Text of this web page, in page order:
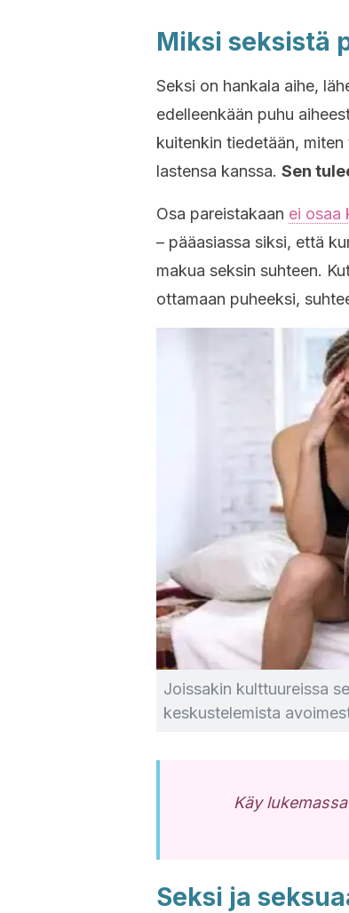
Miksi seksistä
Seksi on hankala aihe,
edelleenkään puhu
kuitenkin tiedetään,
lastensa kanssa. Sen
Osa pareistakaan ei osaa
– pääasiassa siksi, että
makua seksin suhteen.
ottamaan puheeksi,
Joissakin kulttuureissa
keskustelemista
Käy
Seksi ja